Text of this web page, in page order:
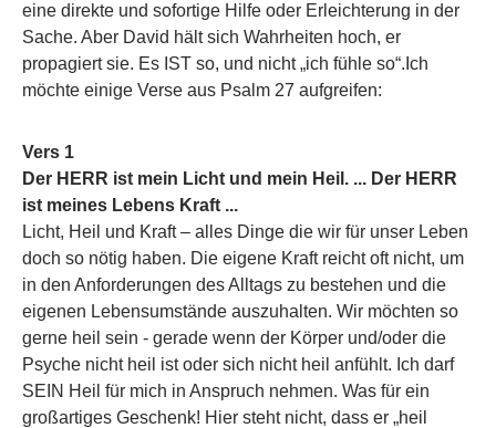
eine direkte und sofortige Hilfe oder Erleichterung in der
Sache. Aber David hält sich Wahrheiten hoch, er
propagiert sie. Es IST so, und nicht „ich fühle so“.Ich
möchte einige Verse aus Psalm 27 aufgreifen:
Vers 1
Der HERR ist mein Licht und mein Heil. ... Der HERR
ist meines Lebens Kraft ...
Licht, Heil und Kraft – alles Dinge die wir für unser Leben
doch so nötig haben. Die eigene Kraft reicht oft nicht, um
in den Anforderungen des Alltags zu bestehen und die
eigenen Lebensumstände auszuhalten. Wir möchten so
gerne heil sein - gerade wenn der Körper und/oder die
Psyche nicht heil ist oder sich nicht heil anfühlt. Ich darf
SEIN Heil für mich in Anspruch nehmen. Was für ein
großartiges Geschenk! Hier steht nicht, dass er „heil